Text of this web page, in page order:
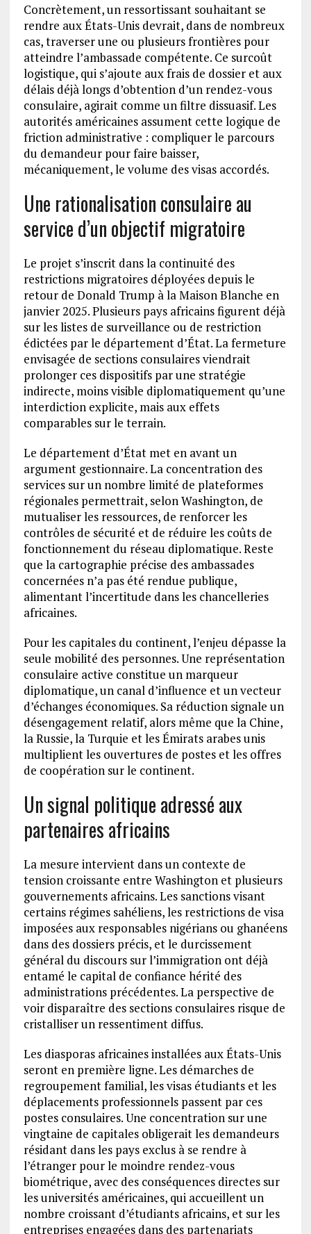
Concrètement, un ressortissant souhaitant se
rendre aux États-Unis devrait, dans de nombreux
cas, traverser une ou plusieurs frontières pour
atteindre l’ambassade compétente. Ce surcoût
logistique, qui s’ajoute aux frais de dossier et aux
délais déjà longs d’obtention d’un rendez-vous
consulaire, agirait comme un filtre dissuasif. Les
autorités américaines assument cette logique de
friction administrative : compliquer le parcours
du demandeur pour faire baisser,
mécaniquement, le volume des visas accordés.
Une rationalisation consulaire au
service d’un objectif migratoire
Le projet s’inscrit dans la continuité des
restrictions migratoires déployées depuis le
retour de Donald Trump à la Maison Blanche en
janvier 2025. Plusieurs pays africains figurent déjà
sur les listes de surveillance ou de restriction
édictées par le département d’État. La fermeture
envisagée de sections consulaires viendrait
prolonger ces dispositifs par une stratégie
indirecte, moins visible diplomatiquement qu’une
interdiction explicite, mais aux effets
comparables sur le terrain.
Le département d’État met en avant un
argument gestionnaire. La concentration des
services sur un nombre limité de plateformes
régionales permettrait, selon Washington, de
mutualiser les ressources, de renforcer les
contrôles de sécurité et de réduire les coûts de
fonctionnement du réseau diplomatique. Reste
que la cartographie précise des ambassades
concernées n’a pas été rendue publique,
alimentant l’incertitude dans les chancelleries
africaines.
Pour les capitales du continent, l’enjeu dépasse la
seule mobilité des personnes. Une représentation
consulaire active constitue un marqueur
diplomatique, un canal d’influence et un vecteur
d’échanges économiques. Sa réduction signale un
désengagement relatif, alors même que la Chine,
la Russie, la Turquie et les Émirats arabes unis
multiplient les ouvertures de postes et les offres
de coopération sur le continent.
Un signal politique adressé aux
partenaires africains
La mesure intervient dans un contexte de
tension croissante entre Washington et plusieurs
gouvernements africains. Les sanctions visant
certains régimes sahéliens, les restrictions de visa
imposées aux responsables nigérians ou ghanéens
dans des dossiers précis, et le durcissement
général du discours sur l’immigration ont déjà
entamé le capital de confiance hérité des
administrations précédentes. La perspective de
voir disparaître des sections consulaires risque de
cristalliser un ressentiment diffus.
Les diasporas africaines installées aux États-Unis
seront en première ligne. Les démarches de
regroupement familial, les visas étudiants et les
déplacements professionnels passent par ces
postes consulaires. Une concentration sur une
vingtaine de capitales obligerait les demandeurs
résidant dans les pays exclus à se rendre à
l’étranger pour le moindre rendez-vous
biométrique, avec des conséquences directes sur
les universités américaines, qui accueillent un
nombre croissant d’étudiants africains, et sur les
entreprises engagées dans des partenariats